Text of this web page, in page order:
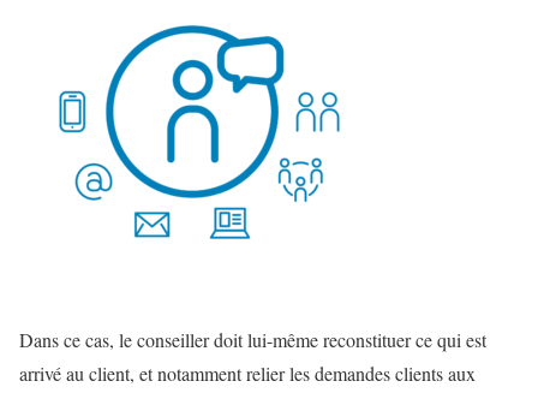
Dans ce cas, le conseiller doit lui-même reconstituer ce qui est
arrivé au client, et notamment relier les demandes clients aux